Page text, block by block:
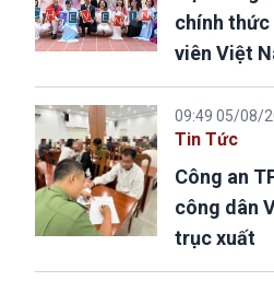
chính thức
viên Việt
09:49 05/08/
Tin Tức
Công an
công dân
trục xuất